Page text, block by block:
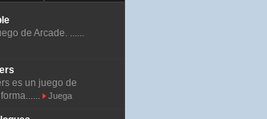
de Arcade. ......
es un juego de
Juega